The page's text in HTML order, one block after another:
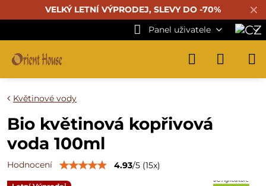
✕
VELKÝ LETNÍ VÝPRODEJ, SLEVY DO -70%
Panel uživatele
Květinové vody
Bio květinová kopřivová
voda 100ml
Hodnocení 4.93/5 (15x)